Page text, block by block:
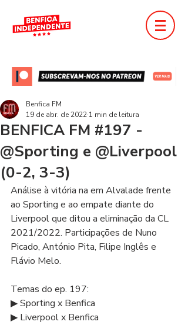
BENFICA FM #197 -
@Sporting e @Liverpool
(0-2, 3-3)
Benfica FM
19 de abr. de 2022 1 min de leitura
Análise à vitória na em Alvalade frente
ao Sporting e ao empate diante do
Liverpool que ditou a eliminação da CL
2021/2022. Participações de Nuno
Picado, António Pita, Filipe Inglês e
Flávio Melo.
Temas do ep. 197:
▶ Sporting x Benfica
▶ Liverpool x Benfica